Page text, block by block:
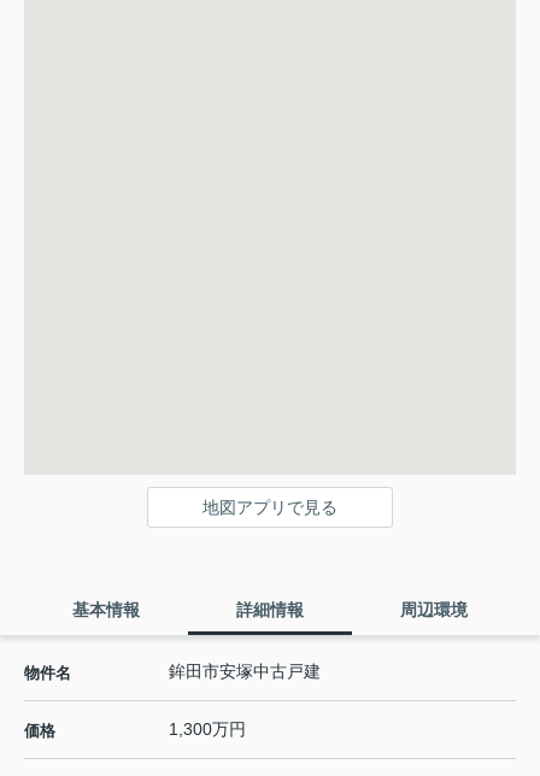
地図アプリで見る
基本情報 詳細情報 周辺環境
物件名 鉾田市安塚中古戸建
価格 1,300万円